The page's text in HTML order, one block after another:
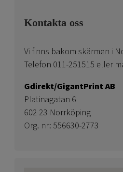
Kontakta oss
Vi finns bakom skärmen i
Telefon 011-251515 eller
Gdirekt/GigantPrint AB
Platinagatan 6
602 23 Norrköping
Org. nr: 556630-2773